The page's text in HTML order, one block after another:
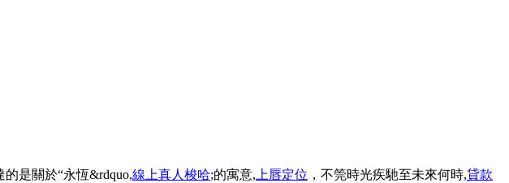
的是關於“永恆&rdquo,線上真人梭哈;的寓意, 上唇定位 ，不筦時光疾馳至未來何時,貸款